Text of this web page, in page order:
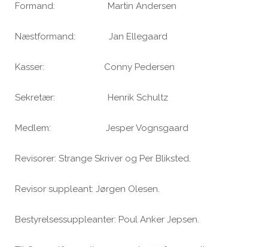
Formand: Martin Andersen
Næstformand: Jan Ellegaard
Kasser: Conny Pedersen
Sekretær: Henrik Schultz
Medlem: Jesper Vognsgaard
Revisorer: Strange Skriver og Per Bliksted.
Revisor suppleant: Jørgen Olesen.
Bestyrelsessuppleanter: Poul Anker Jepsen.